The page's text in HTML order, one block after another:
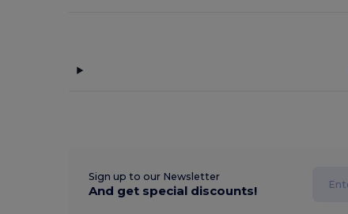
Sign up to our Newsletter
And get special discounts!